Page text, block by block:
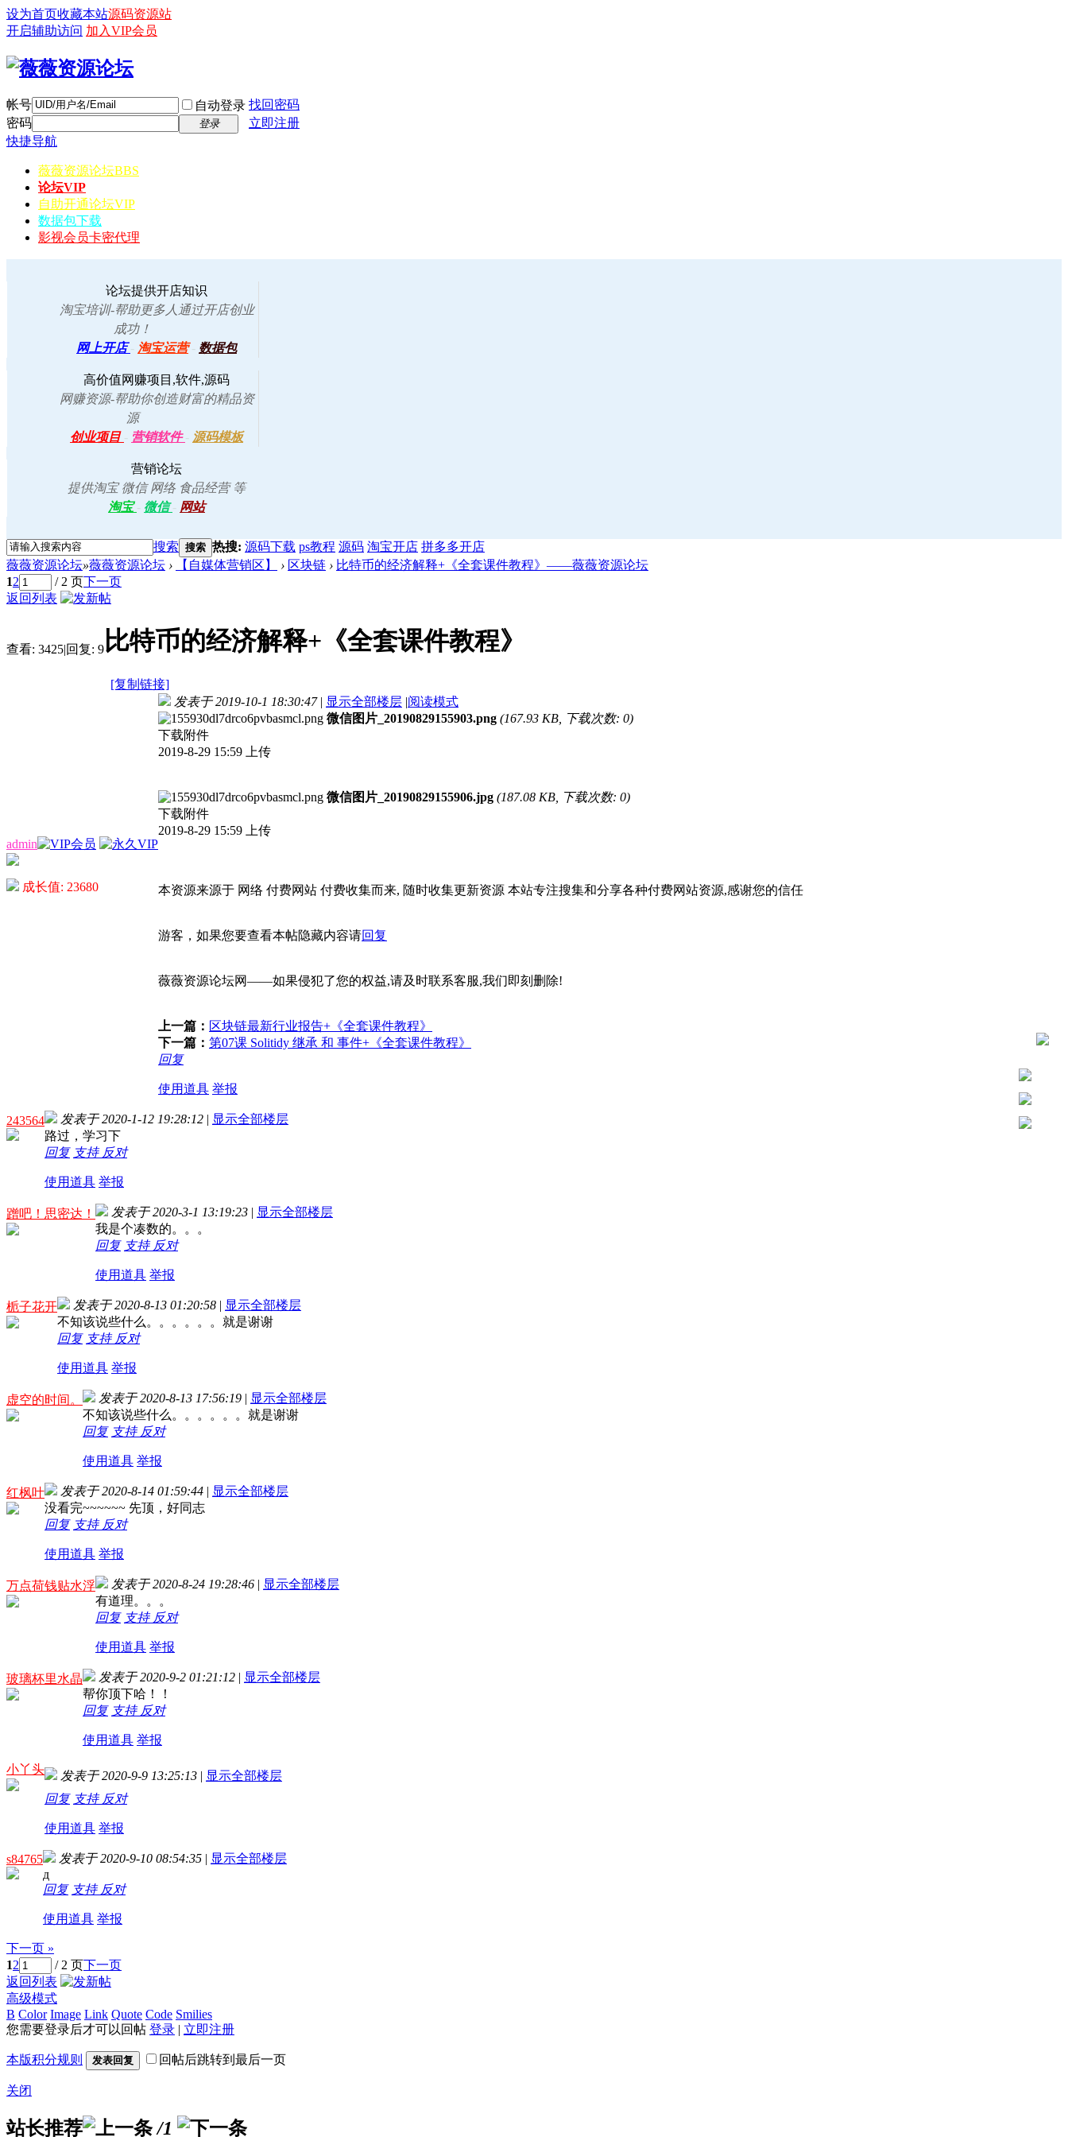
设为首页收藏本站源码资源站
开启辅助访问 加入VIP会员
帐号 自动登录 找回密码
密码
登录
立即注册
快捷导航
薇薇资源论坛BBS
论坛VIP
自助开通论坛VIP
数据包下载
影视会员卡密代理
论坛提供开店知识
淘宝培训-帮助更多人通过开店创业
成功！
网上开店- 淘宝运营- 数据包
高价值网赚项目,软件,源码
网赚资源-帮助你创造财富的精品资
源
创业项目 - 营销软件- 源码模板
营销论坛
提供淘宝 微信 网络 食品经营 等
淘宝- 微信- 网站
搜索 搜索 热搜: 源码下载 ps教程 源码 淘宝开店 拼多多开店
薇薇资源论坛»薇薇资源论坛 › 【自媒体营销区】 › 区块链 › 比特币的经济解释+《全套课件教程》——薇薇资源论坛
12 / 2 页下一页
返回列表
查看: 3425|回复: 9 比特币的经济解释+《全套课件教程》
[复制链接]
admin
成长值: 23680
发表于 2019-10-1 18:30:47 | 显示全部楼层 |阅读模式
微信图片_20190829155903.png (167.93 KB, 下载次数: 0)
下载附件
2019-8-29 15:59 上传
微信图片_20190829155906.jpg (187.08 KB, 下载次数: 0)
下载附件
2019-8-29 15:59 上传
本资源来源于 网络 付费网站 付费收集而来, 随时收集更新资源 本站专注搜集和分享各种付费网站资源,感谢您的信任
游客，如果您要查看本帖隐藏内容请回复
薇薇资源论坛网——如果侵犯了您的权益,请及时联系客服,我们即刻删除!
上一篇： 区块链最新行业报告+《全套课件教程》
下一篇： 第07课 Solitidy 继承 和 事件+《全套课件教程》
回复
使用道具 举报
243564 发表于 2020-1-12 19:28:12 | 显示全部楼层
路过，学习下
回复 支持 反对
使用道具 举报
蹭吧！思密达！ 发表于 2020-3-1 13:19:23 | 显示全部楼层
我是个凑数的。。。
回复 支持 反对
使用道具 举报
栀子花开 发表于 2020-8-13 01:20:58 | 显示全部楼层
不知该说些什么。。。。。。就是谢谢
回复 支持 反对
使用道具 举报
虚空的时间。 发表于 2020-8-13 17:56:19 | 显示全部楼层
不知该说些什么。。。。。。就是谢谢
回复 支持 反对
使用道具 举报
红枫叶 发表于 2020-8-14 01:59:44 | 显示全部楼层
没看完~~~~~~ 先顶，好同志
回复 支持 反对
使用道具 举报
万点荷钱贴水浮 发表于 2020-8-24 19:28:46 | 显示全部楼层
有道理。。。
回复 支持 反对
使用道具 举报
玻璃杯里水晶 发表于 2020-9-2 01:21:12 | 显示全部楼层
帮你顶下哈！！
回复 支持 反对
使用道具 举报
小丫头 发表于 2020-9-9 13:25:13 | 显示全部楼层
回复 支持 反对
使用道具 举报
s84765 发表于 2020-9-10 08:54:35 | 显示全部楼层
д
回复 支持 反对
使用道具 举报
下一页 »
12 / 2 页下一页
返回列表
高级模式
B Color Image Link Quote Code Smilies
您需要登录后才可以回帖 登录 | 立即注册
本版积分规则 发表回复 回帖后跳转到最后一页
关闭
站长推荐 /1